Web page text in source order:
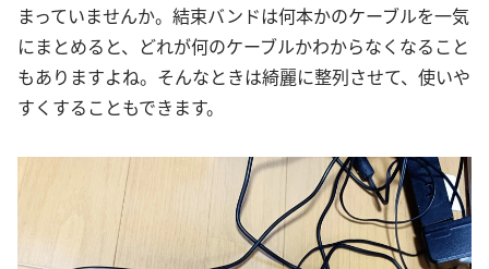
まっていませんか。結束バンドは何本かのケーブルを一気
にまとめると、どれが何のケーブルかわからなくなること
もありますよね。そんなときは綺麗に整列させて、使いや
すくすることもできます。